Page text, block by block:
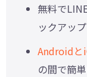
無料で
ックアッ
Androidと
の間で簡